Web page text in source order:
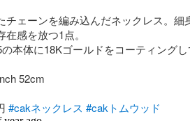
チェーンを編み込んだネックレス。細
在感を放つ1点。
本体に18Kゴールドをコーティングし
52cm
#cakネックレス #cakトムウッド